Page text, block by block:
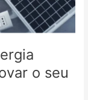
o seu